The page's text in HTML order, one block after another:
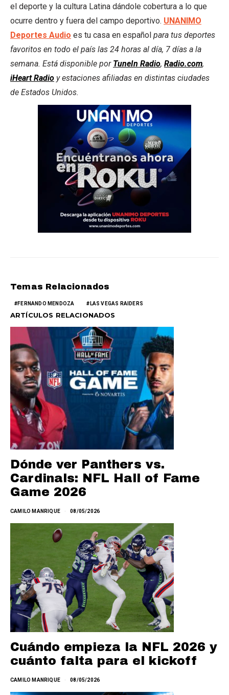
el deporte y la cultura Latina dándole cobertura a lo que
ocurre dentro y fuera del campo deportivo. UNANIMO
Deportes Audio es tu casa en español para tus deportes
favoritos en todo el país las 24 horas al día, 7 días a la
semana. Está disponible por TuneIn Radio, Radio.com,
iHeart Radio y estaciones afiliadas en distintas ciudades
de Estados Unidos.
Temas Relacionados
FERNANDO MENDOZA LAS VEGAS RAIDERS
ARTÍCULOS RELACIONADOS
Dónde ver Panthers vs.
Cardinals: NFL Hall of Fame
Game 2026
CAMILO MANRIQUE 08/05/2026
Cuándo empieza la NFL 2026 y
cuánto falta para el kickoff
CAMILO MANRIQUE 08/05/2026